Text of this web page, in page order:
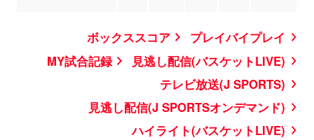
ボックススコア
プレイバイプレイ
MY試合記録
見逃し配信(バスケットLIVE)
テレビ放送(J SPORTS)
見逃し配信(J SPORTSオンデマンド)
ハイライト(バスケットLIVE)